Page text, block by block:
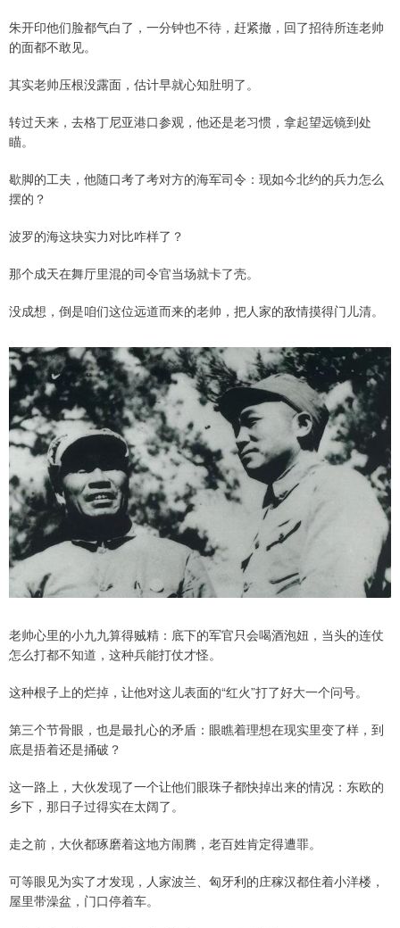
朱开印他们脸都气白了，一分钟也不待，赶紧撤，回了招待所连老帅
的面都不敢见。
其实老帅压根没露面，估计早就心知肚明了。
转过天来，去格丁尼亚港口参观，他还是老习惯，拿起望远镜到处
瞄。
歇脚的工夫，他随口考了考对方的海军司令：现如今北约的兵力怎么
摆的？
波罗的海这块实力对比咋样了？
那个成天在舞厅里混的司令官当场就卡了壳。
没成想，倒是咱们这位远道而来的老帅，把人家的敌情摸得门儿清。
老帅心里的小九九算得贼精：底下的军官只会喝酒泡妞，当头的连仗
怎么打都不知道，这种兵能打仗才怪。
这种根子上的烂掉，让他对这儿表面的“红火”打了好大一个问号。
第三个节骨眼，也是最扎心的矛盾：眼瞧着理想在现实里变了样，到
底是捂着还是捅破？
这一路上，大伙发现了一个让他们眼珠子都快掉出来的情况：东欧的
乡下，那日子过得实在太阔了。
走之前，大伙都琢磨着这地方闹腾，老百姓肯定得遭罪。
可等眼见为实了才发现，人家波兰、匈牙利的庄稼汉都住着小洋楼，
屋里带澡盆，门口停着车。